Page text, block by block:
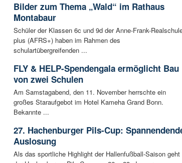
Bilder zum Thema „Wald“ im Rathaus
Montabaur
Schüler der Klassen 6c und 9d der Anne-Frank-
plus (AFRS+) haben im Rahmen des
schulartübergreifenden ...
FLY & HELP-Spendengala ermöglicht Bau
von zwei Schulen
Am Samstagabend, den 11. November herrschte ein
großes Staraufgebot im Hotel Kameha Grand Bonn.
Bekannte ...
27. Hachenburger Pils-Cup:
Auslosung
Als das sportliche Highlight der Hallenfußball-Saison geht